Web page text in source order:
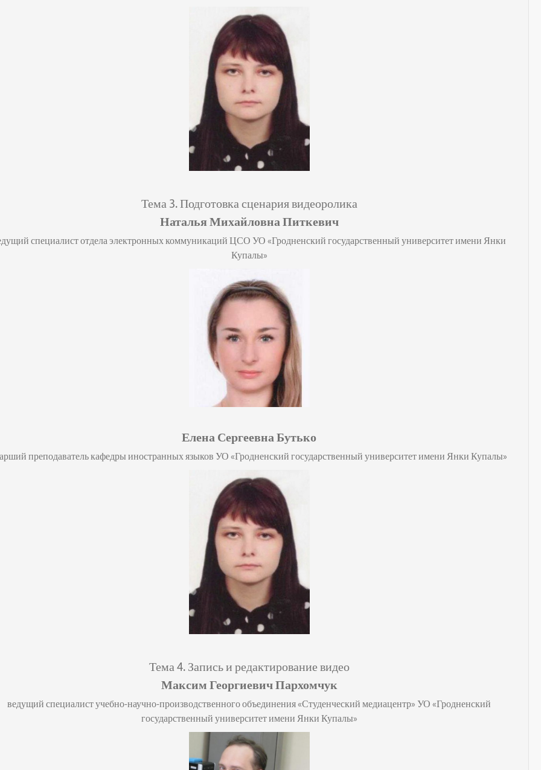
Тема 3.Подготовка сценария видеоролика
Наталья Михайловна Питкевич
специалист отдела электронных коммуникаций ЦСОУО «Гродненский государственный университет имени Янки
Купалы»
Елена Сергеевна Бутько
преподаватель кафедры иностранных языковУО «Гродненский государственный университет имени Янки Купалы»
Тема 4. Запись и редактирование видео
Максим Георгиевич Пархомчук
ведущий специалист учебно-научно-производственного объединения «Студенческий медиацентр» УО «Гродненский
государственный университет имени Янки Купалы»